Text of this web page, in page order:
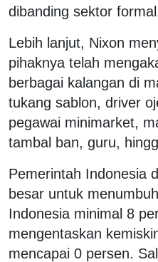
dibanding sektor
Lebih lanjut, Nixon
pihaknya telah
berbagai kalangan di
tukang sablon, driver
pegawai minimarket,
tambal ban, guru,
Pemerintah Indonesia
besar untuk
Indonesia minimal 8
mengentaskan
mencapai 0 persen.